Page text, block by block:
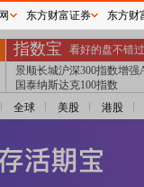
全球 美股 港股
东方财富证券 东方财